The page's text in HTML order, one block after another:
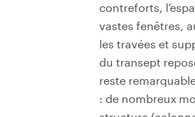
contreforts,
vastes fenêtres,
les travées et
du transept
reste
: de nombreux